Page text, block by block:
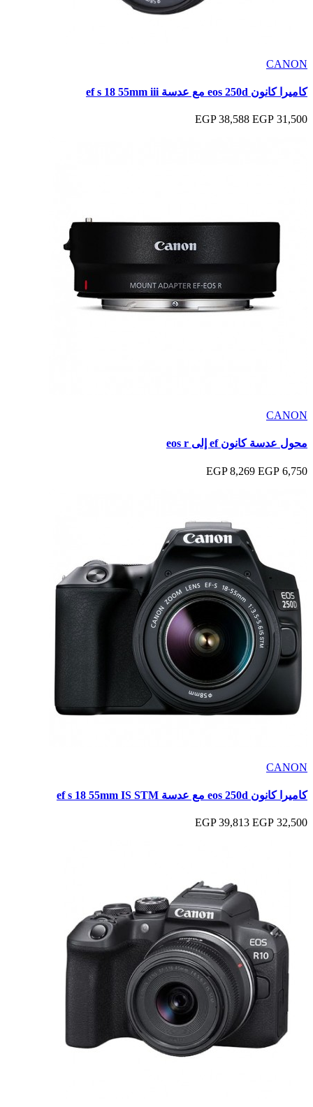
CANON
كاميرا كانون eos 250d مع عدسة ef s 18 55mm iii
31,500 EGP
38,588 EGP
CANON
محول عدسة كانون ef إلى eos r
6,750 EGP
8,269 EGP
CANON
كاميرا كانون eos 250d مع عدسة ef s 18 55mm IS STM
32,500 EGP
39,813 EGP